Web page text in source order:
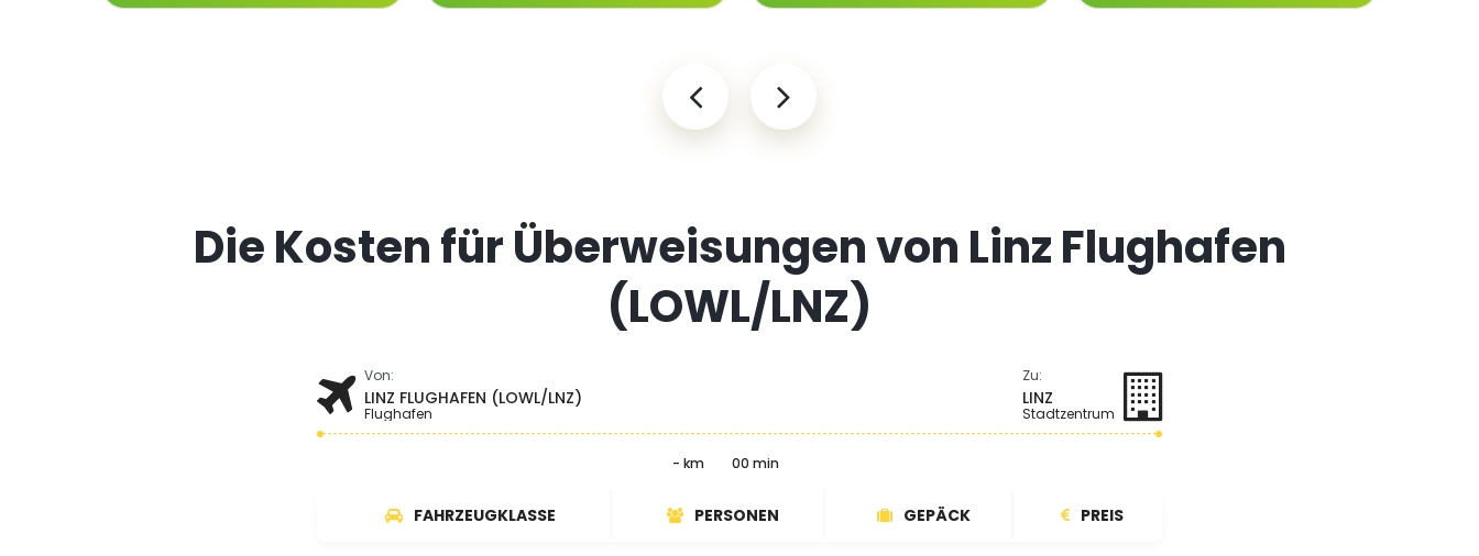
Die Kosten für Überweisungen von Linz Flughafen
(LOWL/LNZ)
Von:
LINZ FLUGHAFEN (LOWL/LNZ)
Flughafen
Zu:
LINZ
Stadtzentrum
- km 00 min
FAHRZEUGKLASSE PERSONEN GEPÄCK PREIS